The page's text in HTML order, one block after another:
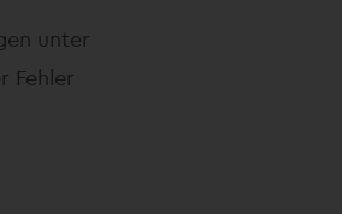
unter
Fehler